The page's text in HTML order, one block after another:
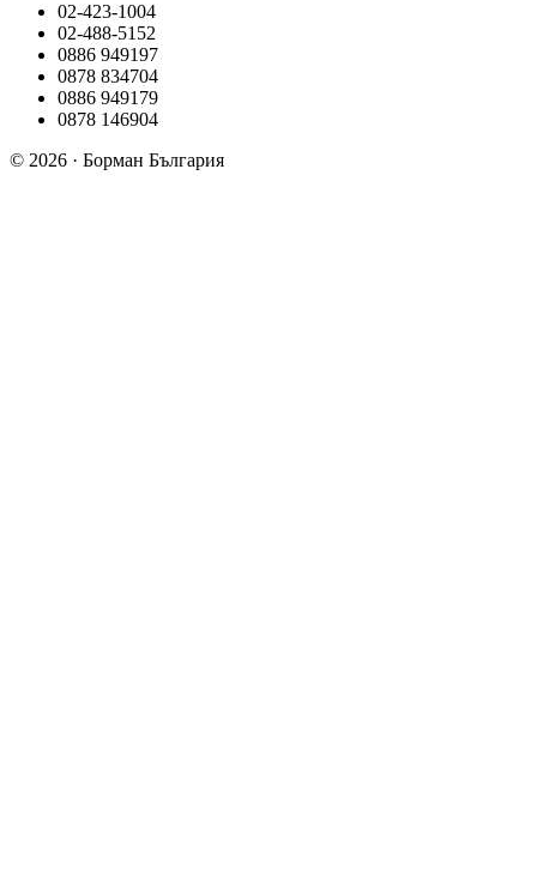
02-423-1004
02-488-5152
0886 949197
0878 834704
0886 949179
0878 146904
© 2026 · Борман България